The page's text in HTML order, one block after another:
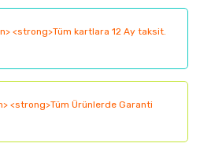
alternatifler olmalı.